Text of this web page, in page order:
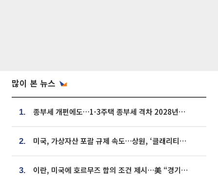
많이 본 뉴스
1. 종부세 개편에도…1·3주택 종부세 격차 2028년부터 확대
2. 미국, 가상자산 포괄 규제 속도…상원, ‘클래리티법’ 9월 절차투표 추진
3. 이란, 미국에 호르무즈 합의 조건 제시…美 “경기 아직 안 끝나” [종합]